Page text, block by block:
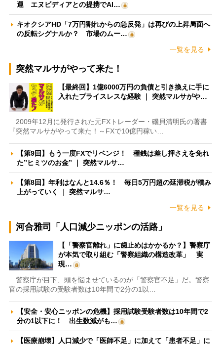
運 エヌビディアとの提携でAI…
キオクシアHD「7万円割れからの急反発」は再びの上昇局面へ
の反転シグナルか？ 市場のムー…
一覧を見る
突然マルサがやって来た！
【最終回】1億6000万円の負債と引き換えに手に
入れたプライスレスな経験 ｜ 突然マルサがや…
2009年12月に発行された元FXトレーダー・磯貝清明氏の著書
『突然マルサがやって来た！～FXで10億円稼い…
【第9回】もう一度FXでリベンジ！ 種銭は差し押さえを免れ
た”ヒミツのお金” ｜ 突然マルサ…
【第8回】年利はなんと14.6％！ 毎日5万円超の延滞税が積み
上がっていく ｜ 突然マルサ…
一覧を見る
河合雅司「人口減少ニッポンの活路」
【「警察官離れ」に歯止めはかかるか？】警察庁
が本気で取り組む「警察組織の構造改革」 実
現…
警察庁が目下、頭を悩ませているのが「警察官不足」だ。警察
官の採用試験の受験者数は10年間で2分の1以…
【安全・安心ニッポンの危機】採用試験受験者数は10年間で2
分の1以下に！ 出生数減がも…
【医療崩壊】人口減少で「医師不足」に加えて「患者不足」に